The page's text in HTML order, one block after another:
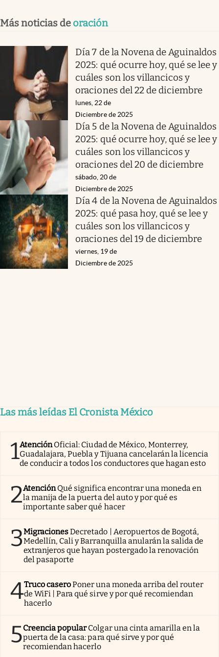
Más noticias de oración
Día 7 de la Novena de Aguinaldos
2025: qué ocurre hoy, qué se lee y
cuáles son los villancicos y
oraciones del 22 de diciembre
lunes, 22 de
Diciembre de 2025
Día 5 de la Novena de Aguinaldos
2025: qué ocurre hoy, qué se lee y
cuáles son los villancicos y
oraciones del 20 de diciembre
sábado, 20 de
Diciembre de 2025
Día 4 de la Novena de Aguinaldos
2025: qué pasa hoy, qué se lee y
cuáles son los villancicos y
oraciones del 19 de diciembre
viernes, 19 de
Diciembre de 2025
Las más leídas El Cronista México
1AtenciónOficial: Ciudad de México, Monterrey,
Guadalajara, Puebla y Tijuana cancelarán la licencia
de conducir a todos los conductores que hagan esto
2AtenciónQué significa encontrar una moneda en
la manija de la puerta del auto y por qué es
importante saber qué hacer
3MigracionesDecretado | Aeropuertos de Bogotá,
Medellín, Cali y Barranquilla anularán la salida de
extranjeros que hayan postergado la renovación
del pasaporte
4Truco caseroPoner una moneda arriba del router
de WiFi | Para qué sirve y por qué recomiendan
hacerlo
5Creencia popularColgar una cinta amarilla en la
puerta de la casa: para qué sirve y por qué
recomiendan hacerlo